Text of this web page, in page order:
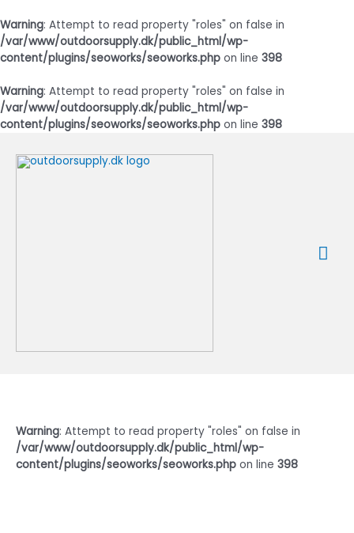
Warning: Attempt to read property "roles" on false in
/var/www/outdoorsupply.dk/public_html/wp-
content/plugins/seoworks/seoworks.php on line 398
Warning: Attempt to read property "roles" on false in
/var/www/outdoorsupply.dk/public_html/wp-
content/plugins/seoworks/seoworks.php on line 398
indholdet
Warning: Attempt to read property "roles" on false in
/var/www/outdoorsupply.dk/public_html/wp-
content/plugins/seoworks/seoworks.php on line 398